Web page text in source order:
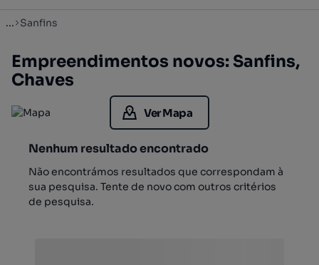
... Sanfins
Empreendimentos novos: Sanfins,
Chaves
Ver Mapa
Nenhum resultado encontrado
Não encontrámos resultados que correspondam à
sua pesquisa. Tente de novo com outros critérios
de pesquisa.